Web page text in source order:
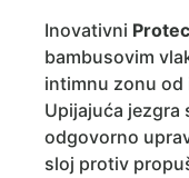
Inovativni
bambusovim
intimnu zonu od
Upijajuća jezgra
odgovorno
sloj protiv